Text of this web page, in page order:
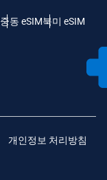
중동 eSIM북미 eSIM
개인정보 처리방침